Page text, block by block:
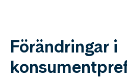
Förändringar i